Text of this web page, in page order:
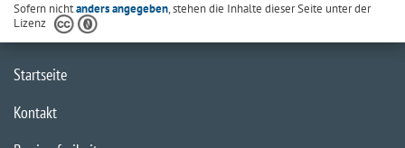
Sofern nichtanders angegeben, stehen die Inhalte dieser Seite unter der
Lizenz
Startseite
Kontakt